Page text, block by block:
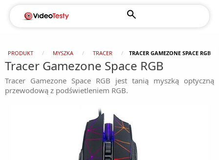
PRODUKT MYSZKA TRACER TRACER GAMEZONE SPACE RGB
Tracer Gamezone Space RGB
Tracer Gamezone Space RGB jest tanią myszką optyczną
przewodową z podświetleniem RGB.